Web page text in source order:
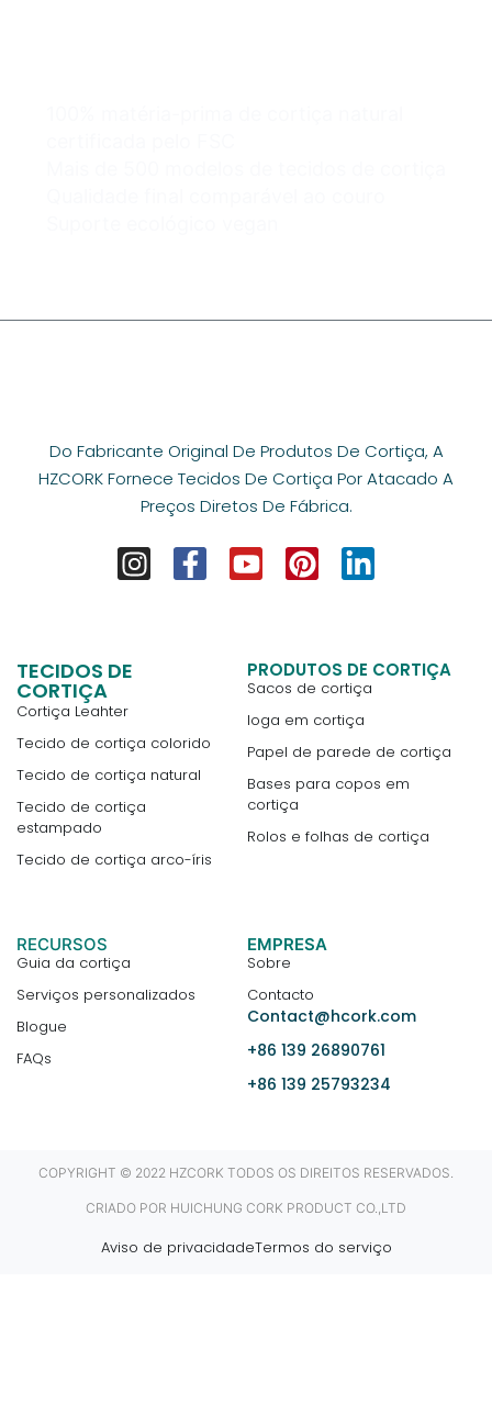
Do Fabricante Original De Produtos De Cortiça, A
HZCORK Fornece Tecidos De Cortiça Por Atacado A
Preços Diretos De Fábrica.
TECIDOS DE
CORTIÇA
Cortiça Leahter
Tecido de cortiça colorido
Tecido de cortiça natural
Tecido de cortiça
estampado
Tecido de cortiça arco-íris
PRODUTOS DE CORTIÇA
Sacos de cortiça
Ioga em cortiça
Papel de parede de cortiça
Bases para copos em
cortiça
Rolos e folhas de cortiça
RECURSOS
Guia da cortiça
Serviços personalizados
Blogue
FAQs
EMPRESA
Sobre
Contacto
Contact@hcork.com
+86 139 26890761
+86 139 25793234
COPYRIGHT © 2022 HZCORK TODOS OS DIREITOS RESERVADOS.
CRIADO POR HUICHUNG CORK PRODUCT CO.,LTD
Aviso de privacidadeTermos do serviço